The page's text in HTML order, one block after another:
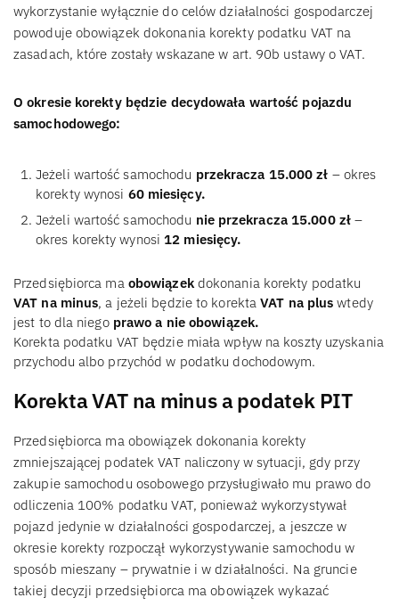
wykorzystanie wyłącznie do celów działalności gospodarczej
powoduje obowiązek dokonania korekty podatku VAT na
zasadach, które zostały wskazane w art. 90b ustawy o VAT.
O okresie korekty będzie decydowała wartość pojazdu
samochodowego:
Jeżeli wartość samochodu przekracza 15.000 zł – okres
korekty wynosi 60 miesięcy.
Jeżeli wartość samochodu nie przekracza 15.000 zł–
okres korekty wynosi 12 miesięcy.
Przedsiębiorca ma obowiązekdokonania korekty podatku
VAT na minus, a jeżeli będzie to korektaVAT na plus wtedy
jest to dla niegoprawo a nie obowiązek.
Korekta podatku VAT będzie miała wpływ na koszty uzyskania
przychodu albo przychód w podatku dochodowym.
Korekta VAT na minus a podatek PIT
Przedsiębiorca ma obowiązek dokonania korekty
zmniejszającej podatek VAT naliczony w sytuacji, gdy przy
zakupie samochodu osobowego przysługiwało mu prawo do
odliczenia 100% podatku VAT, ponieważ wykorzystywał
pojazd jedynie w działalności gospodarczej, a jeszcze w
okresie korekty rozpoczął wykorzystywanie samochodu w
sposób mieszany – prywatnie i w działalności. Na gruncie
takiej decyzji przedsiębiorca ma obowiązek wykazać